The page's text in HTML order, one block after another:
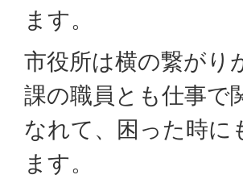
ます。
市役所は横の繋がり
課の職員とも仕事で
なれて、困った時に
ます。